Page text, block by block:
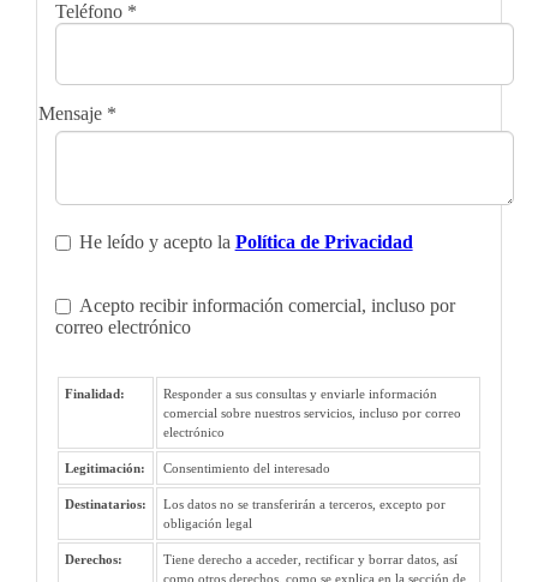
Teléfono *
Mensaje *
He leído y acepto la Política de Privacidad
Acepto recibir información comercial, incluso por
correo electrónico
Finalidad:
Responder a sus consultas y enviarle información
comercial sobre nuestros servicios, incluso por correo
electrónico
Legitimación: Consentimiento del interesado
Destinatarios:
Los datos no se transferirán a terceros, excepto por
obligación legal
Derechos:
Tiene derecho a acceder, rectificar y borrar datos, así
como otros derechos, como se explica en la sección de